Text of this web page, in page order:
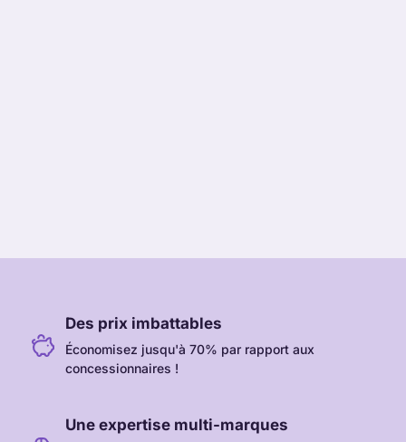
Des prix imbattables
Économisez jusqu'à 70% par rapport aux
concessionnaires !
Une expertise multi-marques